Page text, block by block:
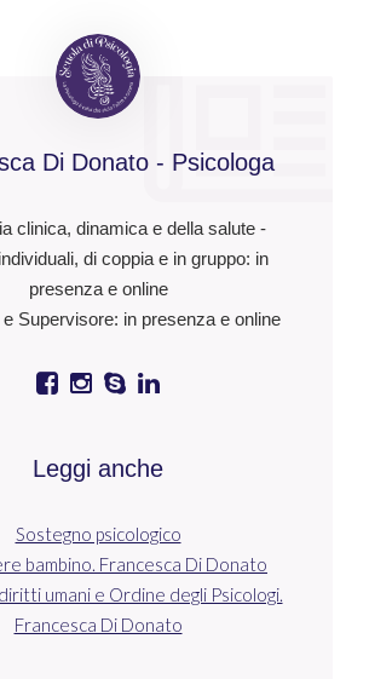
Di Donato - Psicologa
clinica, dinamica e della salute -
di coppia e in gruppo: in
presenza e online
Supervisore: in presenza e online
Leggi anche
Sostegno psicologico
bambino. Francesca Di Donato
umani e Ordine degli Psicologi.
Francesca Di Donato